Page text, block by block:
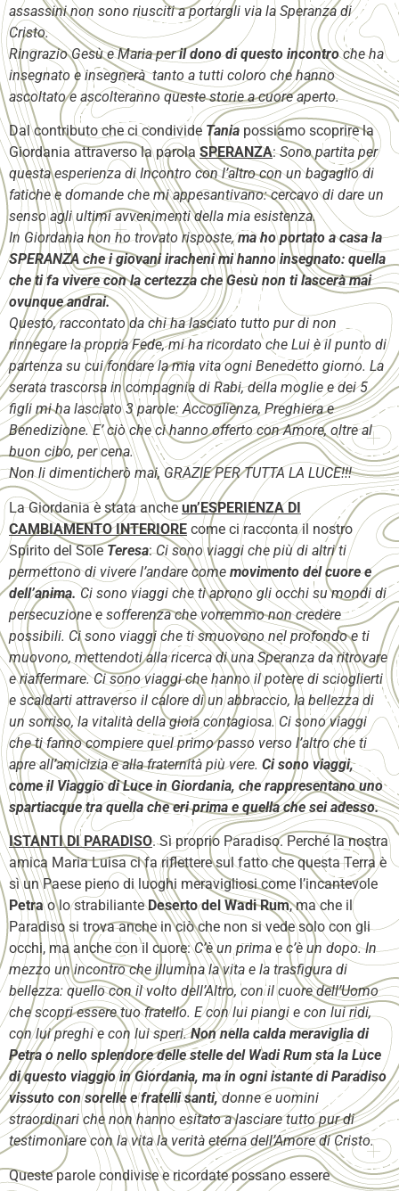
assassini non sono riusciti a portargli via la Speranza di
Cristo.
Ringrazio Gesù e Maria peril dono di questo incontroche ha
insegnato e insegnerà tanto a tutti coloro che hanno
ascoltato e ascolteranno queste storie a cuore aperto.
Dal contributo che ci condivide Tania possiamo scoprire la
Giordania attraverso la parola SPERANZA:Sono partita per
questa esperienza di Incontro con l’altro con un bagaglio di
fatiche e domande che mi appesantivano: cercavo di dare un
senso agli ultimi avvenimenti della mia esistenza.
In Giordania non ho trovato risposte,ma ho portato a casa la
SPERANZA che i giovani iracheni mi hanno insegnato: quella
che ti fa vivere con la certezza che Gesù non ti lascerà mai
ovunque andrai.
Questo, raccontato da chi ha lasciato tutto pur di non
rinnegare la propria Fede, mi ha ricordato che Lui è il punto di
partenza su cui fondare la mia vita ogni Benedetto giorno. La
serata trascorsa in compagnia di Rabi, della moglie e dei 5
figli mi ha lasciato 3 parole: Accoglienza, Preghiera e
Benedizione. E’ ciò che ci hanno offerto con Amore, oltre al
buon cibo, per cena.
Non li dimenticherò mai, GRAZIE PER TUTTA LA LUCE!!!
La Giordania è stata ancheun’ESPERIENZA DI
CAMBIAMENTO INTERIORE come ci racconta il nostro
Spirito del SoleTeresa:Ci sono viaggi che più di altri ti
permettono di vivere l’andare come movimento del cuore e
dell’anima. Ci sono viaggi che ti aprono gli occhi su mondi di
persecuzione e sofferenza che vorremmo non credere
possibili. Ci sono viaggi che ti smuovono nel profondo e ti
muovono, mettendoti alla ricerca di una Speranza da ritrovare
e riaffermare. Ci sono viaggi che hanno il potere di scioglierti
e scaldarti attraverso il calore di un abbraccio, la bellezza di
un sorriso, la vitalità della gioia contagiosa. Ci sono viaggi
che ti fanno compiere quel primo passo verso l’altro che ti
apre all’amicizia e alla fraternità più vere. Ci sono viaggi,
come il Viaggio di Luce in Giordania, che rappresentano uno
spartiacque tra quella che eri prima e quella che sei adesso.
ISTANTI DI PARADISO. Sì proprio Paradiso. Perché la nostra
amica Maria Luisa ci fa riflettere sul fatto che questa Terra è
sì un Paese pieno di luoghi meravigliosi come l’incantevole
Petrao lo strabilianteDeserto del Wadi Rum, ma che il
Paradiso si trova anche in ciò che non si vede solo con gli
occhi, ma anche con il cuore:C’è un prima e c’è un dopo. In
mezzo un incontro che illumina la vita e la trasfigura di
bellezza: quello con il volto dell’Altro, con il cuore dell’Uomo
che scopri essere tuo fratello. E con lui piangi e con lui ridi,
con lui preghi e con lui speri.Non nella calda meraviglia di
Petra o nello splendore delle stelle del Wadi Rum sta la Luce
di questo viaggio in Giordania, ma in ogni istante di Paradiso
vissuto con sorelle e fratelli santi,donne e uomini
straordinari che non hanno esitato a lasciare tutto pur di
testimoniare con la vita la verità eterna dell’Amore di Cristo.
Queste parole condivise e ricordate possano essere